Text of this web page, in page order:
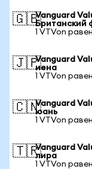
🇬🇧Vanguard
Британский
1 VTVon
🇯🇵Vanguard
иена
1 VTVon
🇨🇳Vanguard
юань
1 VTVon
🇹🇷Vanguard
лира
1 VTVon